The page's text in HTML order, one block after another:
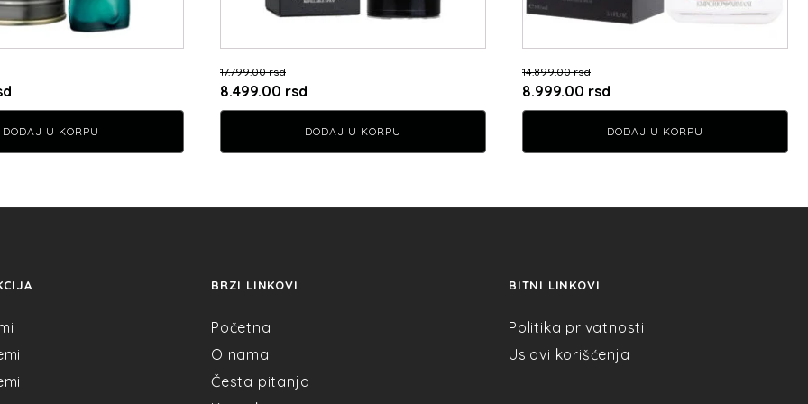
cena
je:
10.299.00 rsd.
DODAJ U KORPU
17.799.00rsd
Originalna
cena
bila:
8.499.00 rsd
cena
je:
8.499.00 rsd.
DODAJ U KORPU
14.899.00rsd
Originalna
cena
bila:
8.999.00 rsd
cena
je:
8.999.00 rsd.
DODAJ U KORPU
BRZI LINKOVI
Početna
O nama
Česta pitanja
BITNI LINKOVI
Politika privatnosti
Uslovi korišćenja